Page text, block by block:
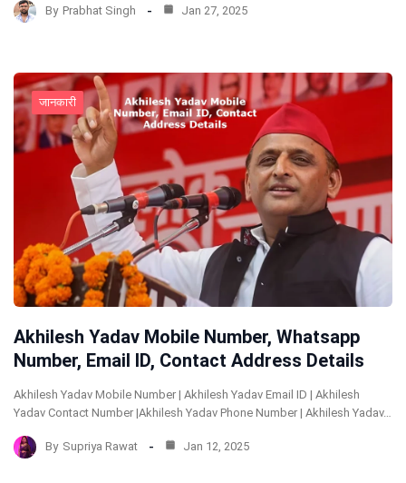
By Prabhat Singh Jan 27, 2025
जानकारी
Akhilesh Yadav Mobile Number, Whatsapp
Number, Email ID, Contact Address Details
Akhilesh Yadav Mobile Number | Akhilesh Yadav Email ID | Akhilesh
Yadav Contact Number |Akhilesh Yadav Phone Number | Akhilesh Yadav…
By Supriya Rawat Jan 12, 2025